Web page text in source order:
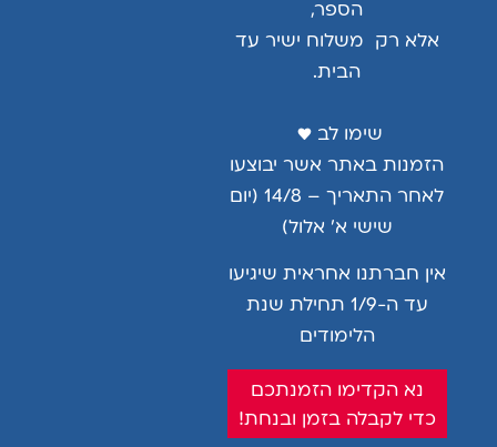
חצאית דגם מירב
הספר,
אלא רק משלוח ישיר עד
הבית.
שימו לב ♥ ️
הזמנות באתר אשר יבוצעו
לאחר התאריך – 14/8 (יום
שישי א’ אלול)
אין חברתנו אחראית שיגיעו
עד ה-1/9 תחילת שנת
הלימודים
נא הקדימו הזמנתכם
כדי לקבלה בזמן ובנחת!